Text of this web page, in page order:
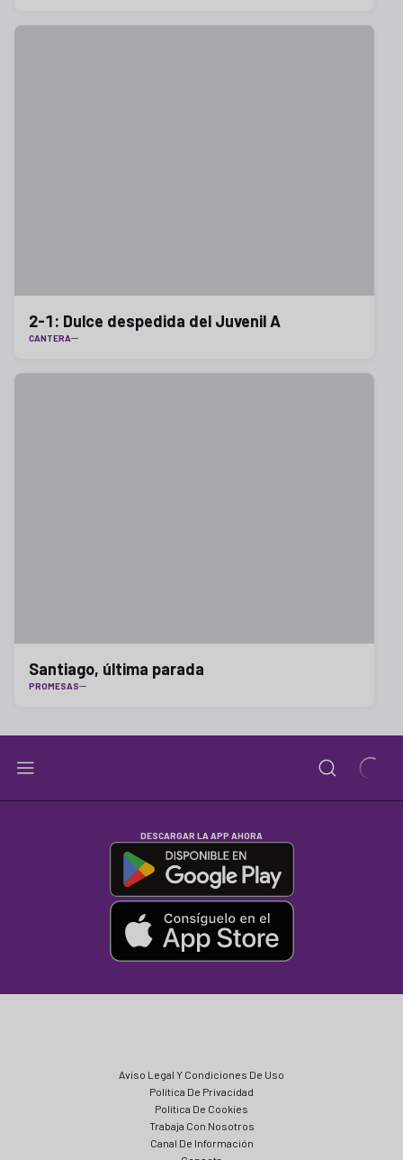
2-1: Dulce despedida del Juvenil A
CANTERA
Santiago, última parada
PROMESAS
DESCARGAR LA APP AHORA
Aviso Legal Y Condiciones De Uso
Política De Privacidad
Política De Cookies
Trabaja Con Nosotros
Canal De Información